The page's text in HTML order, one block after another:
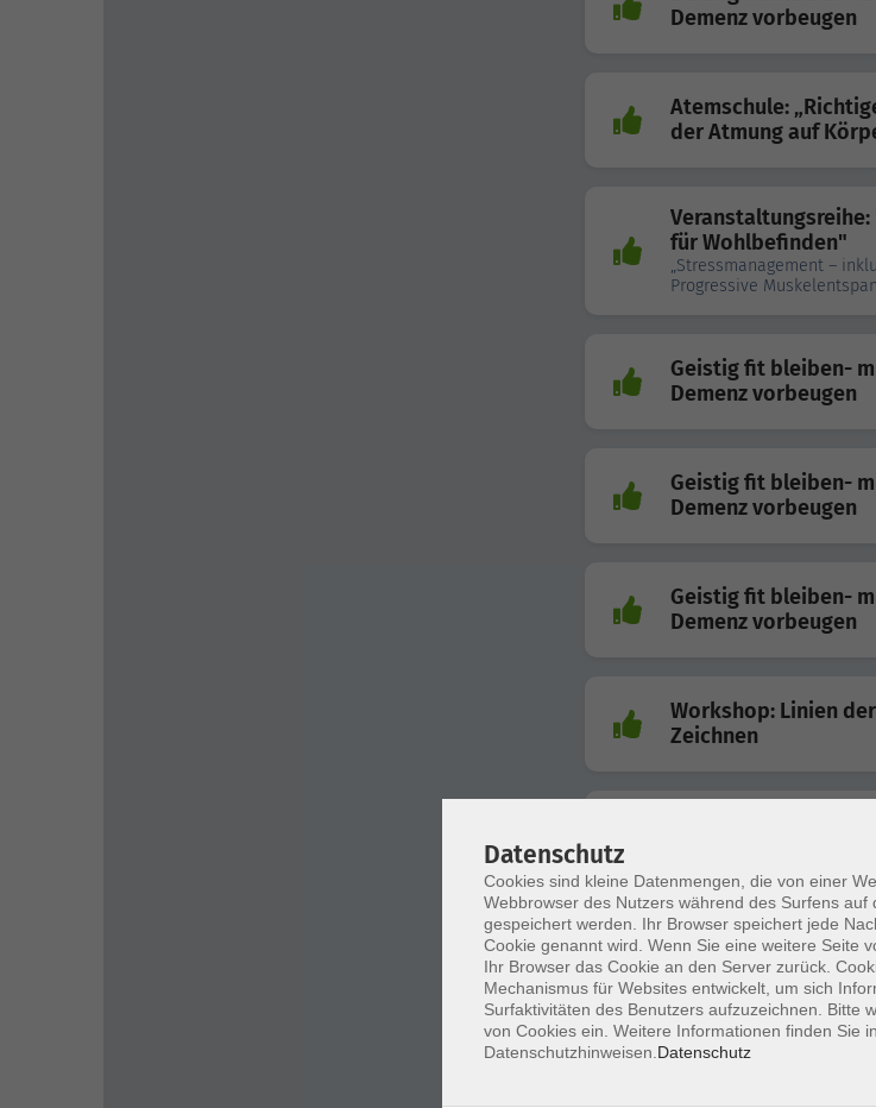
Demenz vorbeugen
Atemschule:
der Atmung auf
für Wohlbefinden"
„Stressmanagement –
Progressive
Geistig fit bleiben-
Demenz vorbeugen
Geistig fit bleiben-
Demenz vorbeugen
Geistig fit bleiben-
Demenz vorbeugen
Workshop: Linien
Zeichnen
Atemschule: Atmen
Wohlbefinden
„Deine wirksame
Datenschutz
Cookies sind kleine Datenmengen, die von einer
Webbrowser des Nutzers während des Surfens auf
gespeichert werden. Ihr Browser speichert jede
Cookie genannt wird. Wenn Sie eine weitere Seite
Ihr Browser das Cookie an den Server zurück.
Mechanismus für Websites entwickelt, um sich
Surfaktivitäten des Benutzers aufzuzeichnen. Bitte
von Cookies ein. Weitere Informationen finden Sie
Datenschutzhinweisen. Datenschutz